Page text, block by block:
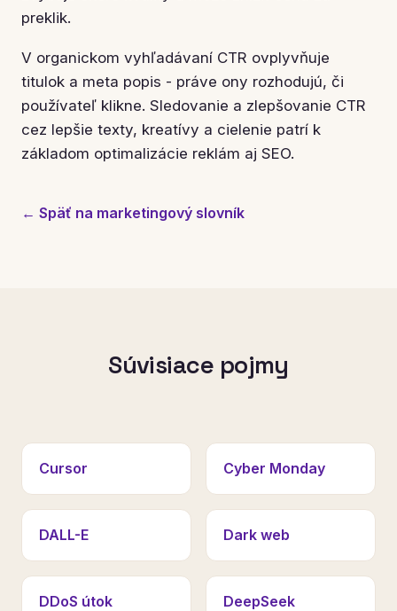
preklik.
V organickom vyhľadávaní CTR ovplyvňuje
titulok a meta popis - práve ony rozhodujú, či
používateľ klikne. Sledovanie a zlepšovanie CTR
cez lepšie texty, kreatívy a cielenie patrí k
základom optimalizácie reklám aj SEO.
← Späť na marketingový slovník
Súvisiace pojmy
Cursor Cyber Monday
DALL-E Dark web
DDoS útok DeepSeek